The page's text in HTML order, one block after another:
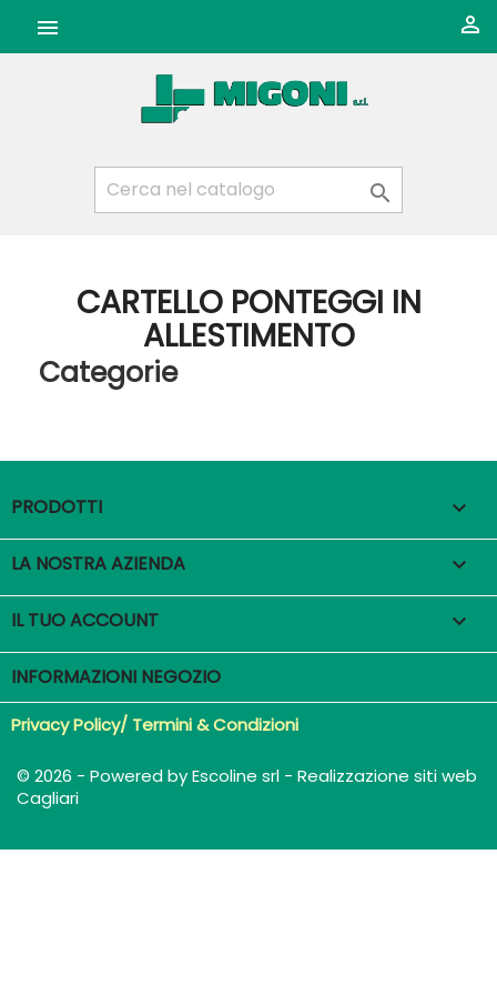
 

CARTELLO PONTEGGI IN
ALLESTIMENTO
Categorie
PRODOTTI 
LA NOSTRA AZIENDA 
IL TUO ACCOUNT 
INFORMAZIONI NEGOZIO
Privacy Policy/ Termini & Condizioni
© 2026 - Powered by Escoline srl - Realizzazione siti web
Cagliari